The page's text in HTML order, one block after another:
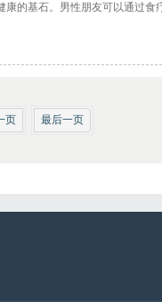
的基石。男性朋友可以通过食
页 最后一页